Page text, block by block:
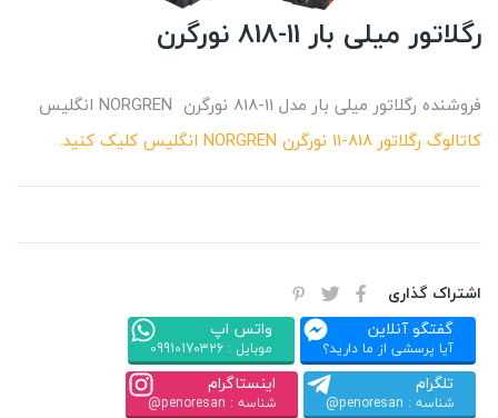
رگلاتور میلی بار 11-818 نورگرن
فروشنده رگلاتور میلی بار مدل 11-818 نورگرن NORGREN انگلیس
کاتالوگ رگلاتور 818-11 نورگرن NORGREN انگلیس کلیک کنید.
اشتراک گذاری
گفتگو آنلاین
آیا پرسشی از ما دارید؟
واتس اپ
موبایل : 09910170326
تلگرام
شناسه : penoresan@
اینستاگرام
شناسه : penoresan@